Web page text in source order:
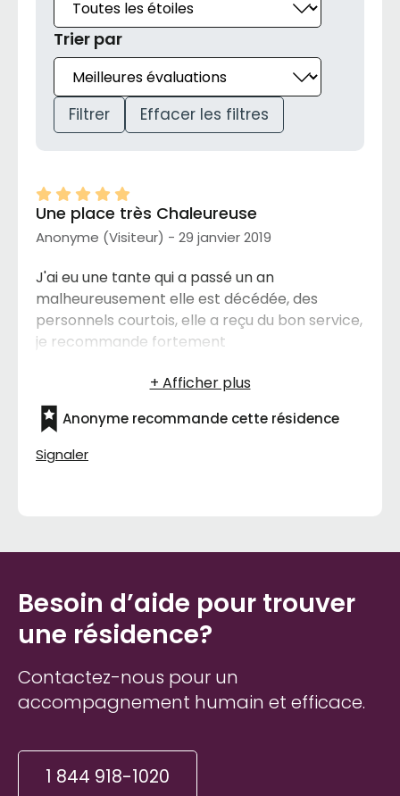
Trier par
Filtrer Effacer les filtres
Une place très Chaleureuse
Anonyme (Visiteur) - 29 janvier 2019
J'ai eu une tante qui a passé un an
malheureusement elle est décédée, des
personnels courtois, elle a reçu du bon service,
je recommande fortement
Anonyme recommande cette résidence
Signaler
Besoin d’aide pour trouver
une résidence?
Contactez-nous pour un
accompagnement humain et efficace.
1 844 918-1020